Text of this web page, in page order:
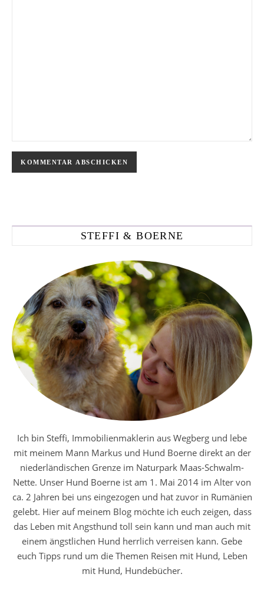
STEFFI & BOERNE
Ich bin Steffi, Immobilienmaklerin aus Wegberg und lebe
mit meinem Mann Markus und Hund Boerne direkt an der
niederländischen Grenze im Naturpark Maas-Schwalm-
Nette. Unser Hund Boerne ist am 1. Mai 2014 im Alter von
ca. 2 Jahren bei uns eingezogen und hat zuvor in Rumänien
gelebt. Hier auf meinem Blog möchte ich euch zeigen, dass
das Leben mit Angsthund toll sein kann und man auch mit
einem ängstlichen Hund herrlich verreisen kann. Gebe
euch Tipps rund um die Themen Reisen mit Hund, Leben
mit Hund, Hundebücher.